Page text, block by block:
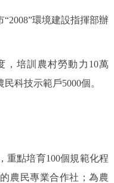
環境建設指揮部辦
培訓農村勞動力10萬
科技示範戶5000個。
點培育100個規範化程
農民專業合作社；為農